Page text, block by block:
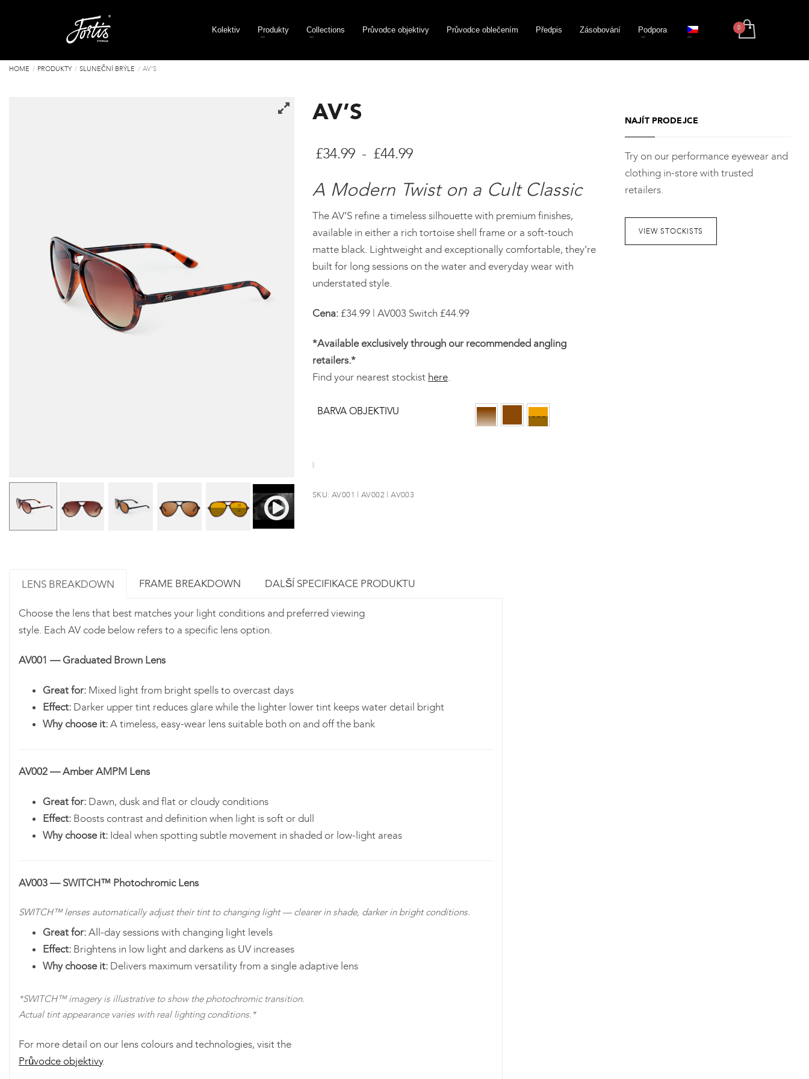
Kolektiv Produkty Collections Průvodce objektivy Průvodce oblečením Předpis Zásobování Podpora
HOME PRODUKTY SLUNEČNÍ BRÝLE AV’S
AV’S
£34.99 - £44.99
£34.99
£44.99
A Modern Twist on a Cult Classic
The AV’S refine a timeless silhouette with premium finishes,
available in either a rich tortoise shell frame or a soft-touch
matte black. Lightweight and exceptionally comfortable, they’re
built for long sessions on the water and everyday wear with
understated style.
Cena: £34.99 | AV003 Switch £44.99
*Available exclusively through our recommended angling
retailers.*
Find your nearest stockist here.
BARVA OBJEKTIVU
SKU: AV001 | AV002 | AV003
LENS BREAKDOWN FRAME BREAKDOWN DALŠÍ SPECIFIKACE PRODUKTU
Choose the lens that best matches your light conditions and preferred viewing
style. Each AV code below refers to a specific lens option.
AV001 — Graduated Brown Lens
Great for: Mixed light from bright spells to overcast days
Effect: Darker upper tint reduces glare while the lighter lower tint keeps water detail bright
Why choose it: A timeless, easy-wear lens suitable both on and off the bank
AV002 — Amber AMPM Lens
Great for: Dawn, dusk and flat or cloudy conditions
Effect: Boosts contrast and definition when light is soft or dull
Why choose it: Ideal when spotting subtle movement in shaded or low-light areas
AV003 — SWITCH™ Photochromic Lens
SWITCH™ lenses automatically adjust their tint to changing light — clearer in shade, darker in bright conditions.
Great for: All-day sessions with changing light levels
Effect: Brightens in low light and darkens as UV increases
Why choose it: Delivers maximum versatility from a single adaptive lens
*SWITCH™ imagery is illustrative to show the photochromic transition.
Actual tint appearance varies with real lighting conditions.*
For more detail on our lens colours and technologies, visit the
Průvodce objektivy.
NAJÍT PRODEJCE
Try on our performance eyewear and
clothing in-store with trusted
retailers.
VIEW STOCKISTS